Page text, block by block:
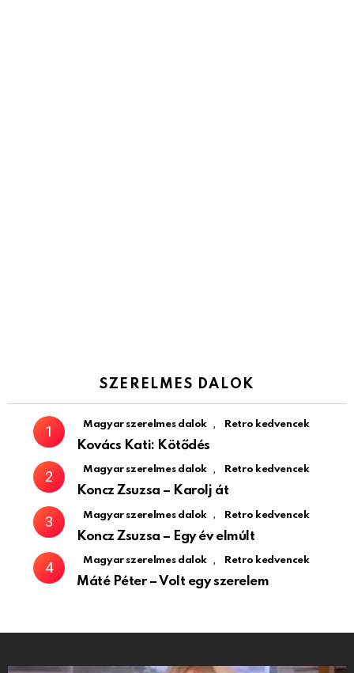
SZERELMES DALOK
Magyar szerelmes dalok , Retro kedvencek
Kovács Kati: Kötődés
Magyar szerelmes dalok , Retro kedvencek
Koncz Zsuzsa – Karolj át
Magyar szerelmes dalok , Retro kedvencek
Koncz Zsuzsa – Egy év elmúlt
Magyar szerelmes dalok , Retro kedvencek
Máté Péter – Volt egy szerelem